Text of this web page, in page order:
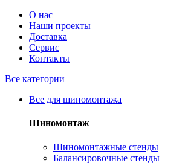
О нас
Наши проекты
Доставка
Сервис
Контакты
Все категории
Все для шиномонтажа
Шиномонтаж
Шиномонтажные стенды
Балансировочные стенды